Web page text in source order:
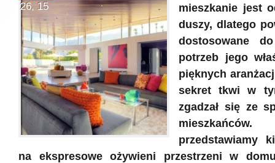
26, 15
mieszkanie jest
duszy, dlatego
dostosowane
potrzeb jego
pięknych
sekret tkwi w
zgadzał się ze
przedstawiamy
na ekspresowe ożywieni przestrzeni w